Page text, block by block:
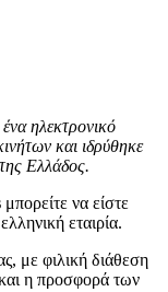
ηλεκτρονικό
και ιδρύθηκε
Ελλάδος.
μπορείτε να είστε
εταιρία.
με φιλική διάθεση
η προσφορά των